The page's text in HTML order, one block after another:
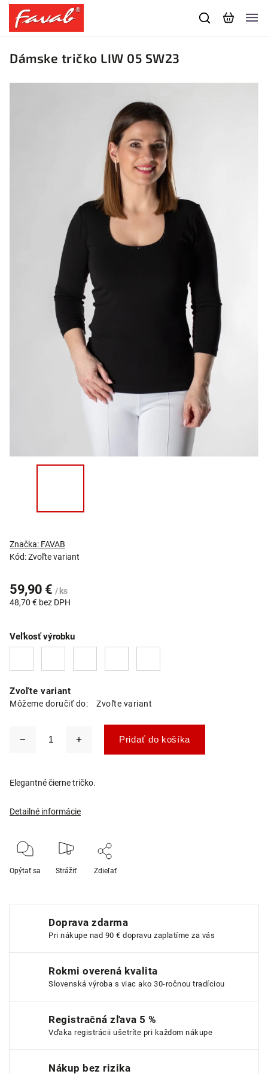
Dámske tričko LIW 05 SW23
Kód:Zvoľte variant
Značka: FAVAB
59,90 € / ks
48,70 € bez DPH
Zvoľte variant
Môžeme doručiť do: Zvoľte variant
Veľkosť výrobku
Pridať do košíka
Elegantné čierne tričko.
Detailné informácie
Opýtať sa Strážiť Zdieľať
Doprava zdarma
Pri nákupe nad 90 € dopravu zaplatíme za vás
Rokmi overená kvalita
Slovenská výroba s viac ako 30-ročnou tradíciou
Registračná zľava 5 %
Vďaka registrácii ušetríte pri každom nákupe
Nákup bez rizika